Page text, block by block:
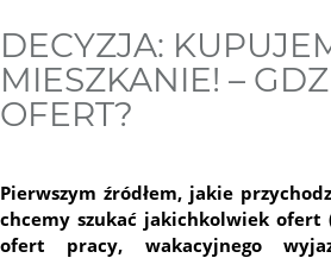
DECYZJA:
MIESZKANIE! –
OFERT?
Pierwszym źródłem, jakie
chcemy szukać jakichkolwiek
ofert pracy, wakacyjnego